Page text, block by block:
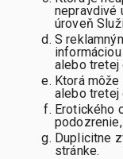
nepravdivé
úroveň
S
alebo tretej
Ktorá
alebo tretej
Erotického
Duplicitne
stránke.